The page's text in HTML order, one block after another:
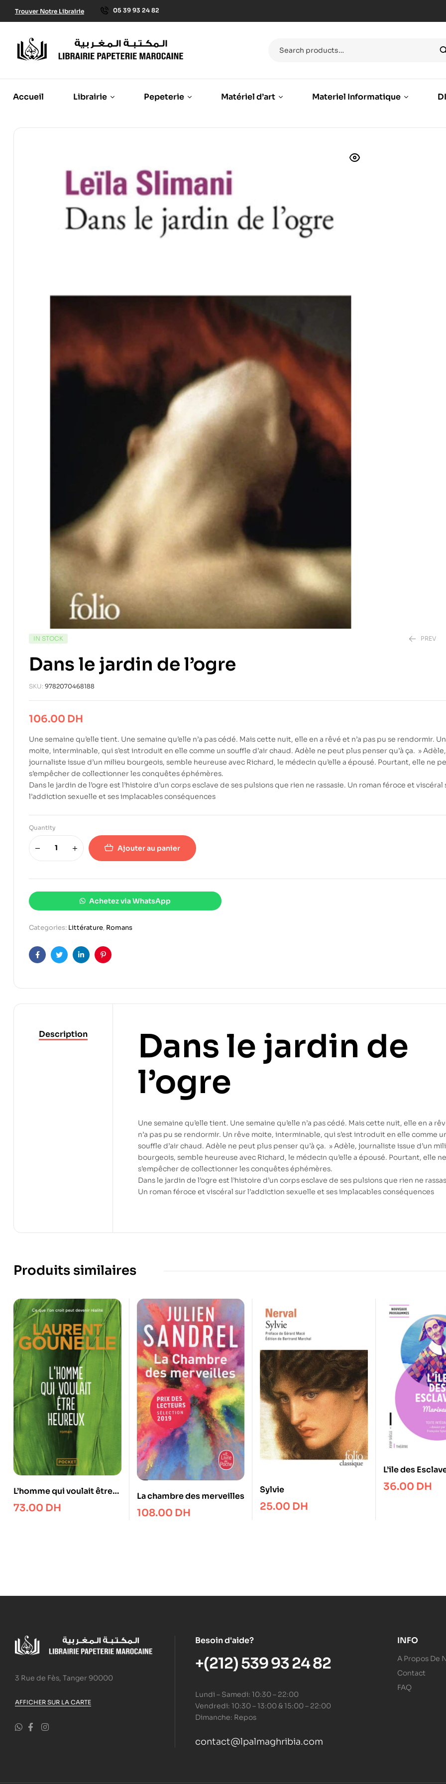
Trouver Notre Librairie 05 39 93 24 82
Accueil Librairie Pepeterie Matériel d’art Materiel Informatique
IN STOCK PREV
Dans le jardin de l’ogre
SKU: 9782070468188
106.00 DH
Une semaine qu’elle tient. Une semaine qu’elle n’a pas cédé. Mais cette nuit, elle en a rêvé et n’a pas pu se rendormir.
moite, interminable, qui s’est introduit en elle comme un souffle d’air chaud. Adèle ne peut plus penser qu’à ça. » Adèle,
journaliste issue d’un milieu bourgeois, semble heureuse avec Richard, le médecin qu’elle a épousé. Pourtant, elle ne
s’empêcher de collectionner les conquêtes éphémères.
Dans le jardin de l’ogre est l’histoire d’un corps esclave de ses pulsions que rien ne rassasie. Un roman féroce et viscéral
l’addiction sexuelle et ses implacables conséquences
Quantity
Ajouter au panier
Achetez via WhatsApp
Categories: Littérature, Romans
FacebookTwitterLinkedinPinterest
Description
Dans le jardin de
l’ogre
Une semaine qu’elle tient. Une semaine qu’elle n’a pas cédé. Mais cette nuit, elle en a
n’a pas pu se rendormir. Un rêve moite, interminable, qui s’est introduit en elle comme
souffle d’air chaud. Adèle ne peut plus penser qu’à ça. » Adèle, journaliste issue d’un
bourgeois, semble heureuse avec Richard, le médecin qu’elle a épousé. Pourtant, elle
s’empêcher de collectionner les conquêtes éphémères.
Dans le jardin de l’ogre est l’histoire d’un corps esclave de ses pulsions que rien ne
Un roman féroce et viscéral sur l’addiction sexuelle et ses implacables conséquences
Produits similaires
L’homme qui voulait être
heureux
73.00 DH
La chambre des merveilles
108.00 DH
Sylvie
25.00 DH
L’ile des
36.00 DH
3 Rue de Fès, Tanger 90000
AFFICHER SUR LA CARTE
Besoin d'aide?
+(212) 539 93 24 82
Lundi – Samedi: 10:30 – 22:00
Vendredi: 10:30 – 13:00 & 15:00 – 22:00
Dimanche: Repos
contact@lpalmaghribia.com
INFO
A Propos De
Contact
FAQ